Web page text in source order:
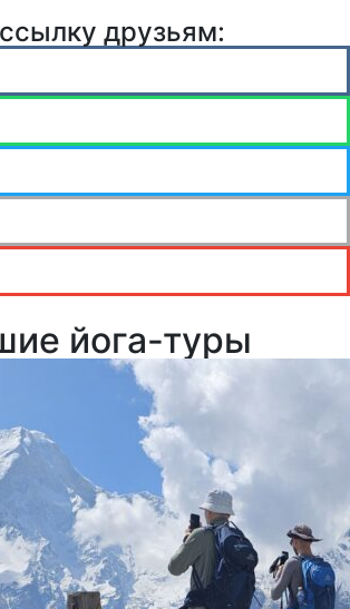
друзьям:
йога-туры